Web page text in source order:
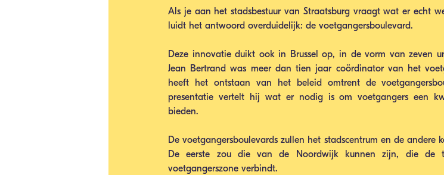
Als je aan het stadsbestuur van Straatsburg vraagt wat er echt
luidt het antwoord overduidelijk: de voetgangersboulevard.
Deze innovatie duikt ook in Brussel op, in de vorm van zeven
Jean Bertrand was meer dan tien jaar coördinator van het
heeft het ontstaan van het beleid omtrent de
presentatie vertelt hij wat er nodig is om voetgangers een
bieden.
De voetgangersboulevards zullen het stadscentrum en de andere
De eerste zou die van de Noordwijk kunnen zijn, die de
voetgangerszone verbindt.